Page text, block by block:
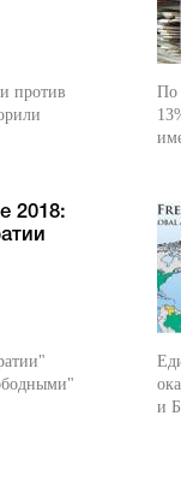
против
2018:
По
и